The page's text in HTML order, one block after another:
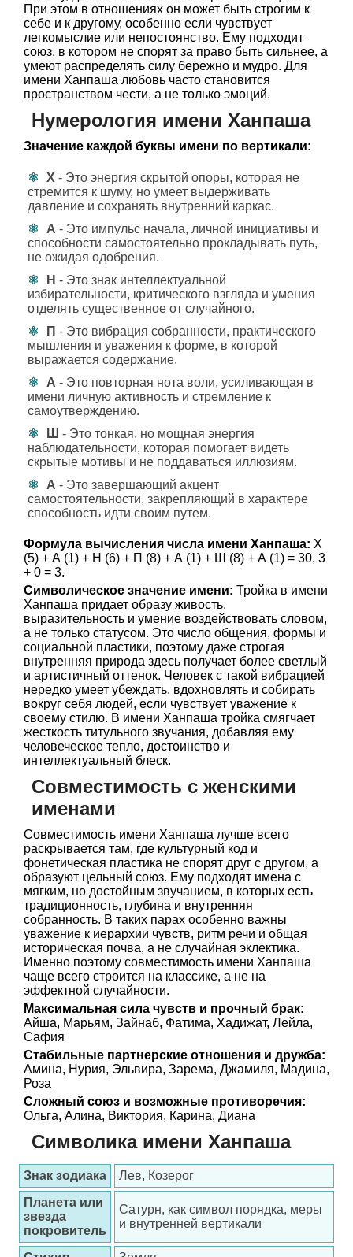
При этом в отношениях он может быть строгим к
себе и к другому, особенно если чувствует
легкомыслие или непостоянство. Ему подходит
союз, в котором не спорят за право быть сильнее, а
умеют распределять силу бережно и мудро. Для
имени Ханпаша любовь часто становится
пространством чести, а не только эмоций.
Нумерология имени Ханпаша
Значение каждой буквы имени по вертикали:
Х - Это энергия скрытой опоры, которая не
стремится к шуму, но умеет выдерживать
давление и сохранять внутренний каркас.
А - Это импульс начала, личной инициативы и
способности самостоятельно прокладывать путь,
не ожидая одобрения.
Н - Это знак интеллектуальной
избирательности, критического взгляда и умения
отделять существенное от случайного.
П - Это вибрация собранности, практического
мышления и уважения к форме, в которой
выражается содержание.
А - Это повторная нота воли, усиливающая в
имени личную активность и стремление к
самоутверждению.
Ш - Это тонкая, но мощная энергия
наблюдательности, которая помогает видеть
скрытые мотивы и не поддаваться иллюзиям.
А - Это завершающий акцент
самостоятельности, закрепляющий в характере
способность идти своим путем.
Формула вычисления числа имени Ханпаша: Х
(5) + А (1) + Н (6) + П (8) + А (1) + Ш (8) + А (1) = 30, 3
+ 0 = 3.
Символическое значение имени: Тройка в имени
Ханпаша придает образу живость,
выразительность и умение воздействовать словом,
а не только статусом. Это число общения, формы и
социальной пластики, поэтому даже строгая
внутренняя природа здесь получает более светлый
и артистичный оттенок. Человек с такой вибрацией
нередко умеет убеждать, вдохновлять и собирать
вокруг себя людей, если чувствует уважение к
своему стилю. В имени Ханпаша тройка смягчает
жесткость титульного звучания, добавляя ему
человеческое тепло, достоинство и
интеллектуальный блеск.
Совместимость с женскими
именами
Совместимость имени Ханпаша лучше всего
раскрывается там, где культурный код и
фонетическая пластика не спорят друг с другом, а
образуют цельный союз. Ему подходят имена с
мягким, но достойным звучанием, в которых есть
традиционность, глубина и внутренняя
собранность. В таких парах особенно важны
уважение к иерархии чувств, ритм речи и общая
историческая почва, а не случайная эклектика.
Именно поэтому совместимость имени Ханпаша
чаще всего строится на классике, а не на
эффектной случайности.
Максимальная сила чувств и прочный брак:
Айша, Марьям, Зайнаб, Фатима, Хадижат, Лейла,
Сафия
Стабильные партнерские отношения и дружба:
Амина, Нурия, Эльвира, Зарема, Джамиля, Мадина,
Роза
Сложный союз и возможные противоречия:
Ольга, Алина, Виктория, Карина, Диана
Символика имени Ханпаша
Знак зодиака
Лев, Козерог
Планета или
звезда
покровитель
Сатурн, как символ порядка, меры
и внутренней вертикали